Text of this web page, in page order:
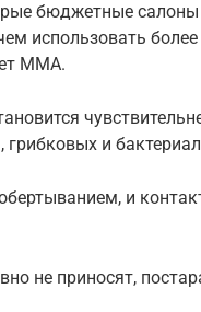
бюджетные
использовать
ММА.
грибковых и
и
не приносят,